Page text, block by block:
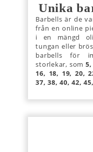
Unika
Barbells är de
från en online
i en mängd
tungan eller
barbells för
storlekar, som
16, 18, 19, 20,
37, 38, 40, 42,